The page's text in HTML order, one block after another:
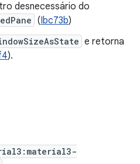
desnecessário do
(Ibc73b)
e retorna
).